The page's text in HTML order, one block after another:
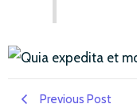
Previous Post